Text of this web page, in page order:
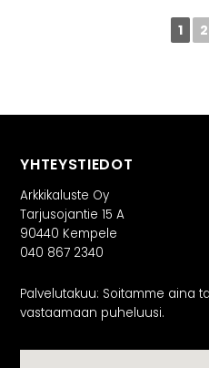
1 2
YHTEYSTIEDOT
Arkkikaluste Oy
Tarjusojantie 15 A
90440 Kempele
040 867 2340
Palvelutakuu: Soitamme aina
vastaamaan puheluusi.